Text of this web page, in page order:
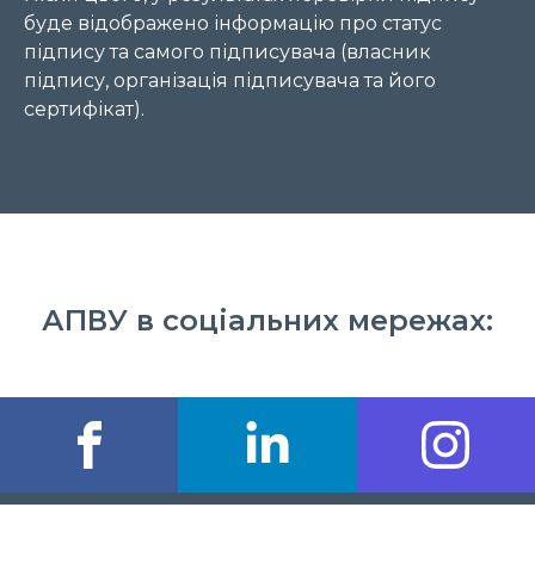
буде відображено інформацію про статус
підпису та самого підписувача (власник
підпису, організація підписувача та його
сертифікат).
АПВУ в соціальних мережах: